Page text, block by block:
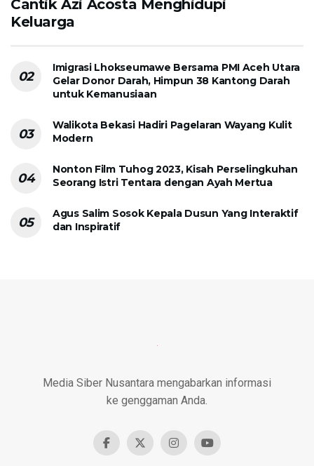
Cantik Azi Acosta Menghidupi
Keluarga
Imigrasi Lhokseumawe Bersama PMI Aceh Utara
Gelar Donor Darah, Himpun 38 Kantong Darah
untuk Kemanusiaan
Walikota Bekasi Hadiri Pagelaran Wayang Kulit
Modern
Nonton Film Tuhog 2023, Kisah Perselingkuhan
Seorang Istri Tentara dengan Ayah Mertua
Agus Salim Sosok Kepala Dusun Yang Interaktif
dan Inspiratif
Media Siber Nusantara mengabarkan informasi
ke genggaman Anda.